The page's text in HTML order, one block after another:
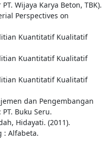
Wijaya Karya Beton, TBK).
Perspectives on
Kuantitatif Kualitatif
Kuantitatif Kualitatif
Kuantitatif Kualitatif
dan Pengembangan
Buku Seru.
Hidayati. (2011).
: Alfabeta.